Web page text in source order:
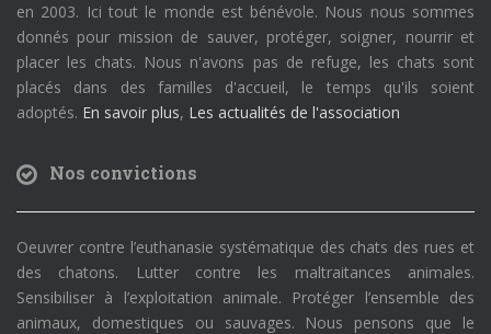
en 2003. Ici tout le monde est bénévole. Nous nous sommes
donnés pour mission de sauver, protéger, soigner, nourrir et
placer les chats. Nous n'avons pas de refuge, les chats sont
placés dans des familles d'accueil, le temps qu'ils soient
adoptés. En savoir plus, Les actualités de l'association
Nos convictions
Oeuvrer contre l’euthanasie systématique des chats des rues et
des chatons. Lutter contre les maltraitances animales.
Sensibiliser à l’exploitation animale. Protéger l’ensemble des
animaux, domestiques ou sauvages. Nous pensons que le